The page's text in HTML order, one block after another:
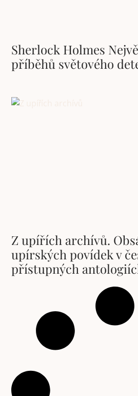
Sherlock Holmes
příběhů světového
Z upířích archívů.
upírských povídek v
přístupných